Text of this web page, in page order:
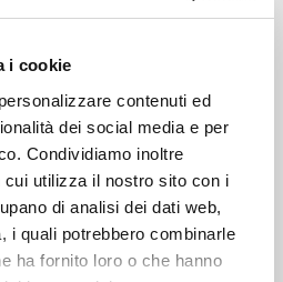
i cookie
contenuti ed
dei social media e per
Condividiamo inoltre
utilizza il nostro sito con i
di analisi dei dati web,
i quali potrebbero combinarle
ha fornito loro o che hanno
HYD 3000/6000-ZSS -
Senza Carica Batterie